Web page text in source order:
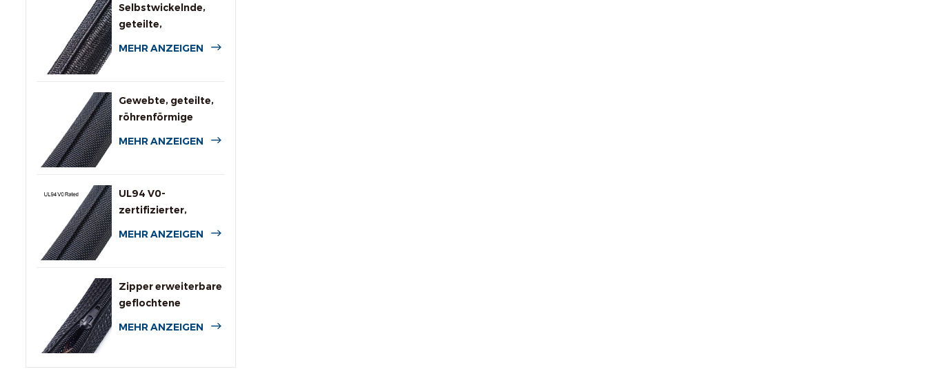
Selbstwickelnde,
geteilte,
MEHR ANZEIGEN
Gewebte, geteilte,
röhrenförmige
MEHR ANZEIGEN
UL94 V0-
zertifizierter,
MEHR ANZEIGEN
Zipper erweiterbare
geflochtene
MEHR ANZEIGEN